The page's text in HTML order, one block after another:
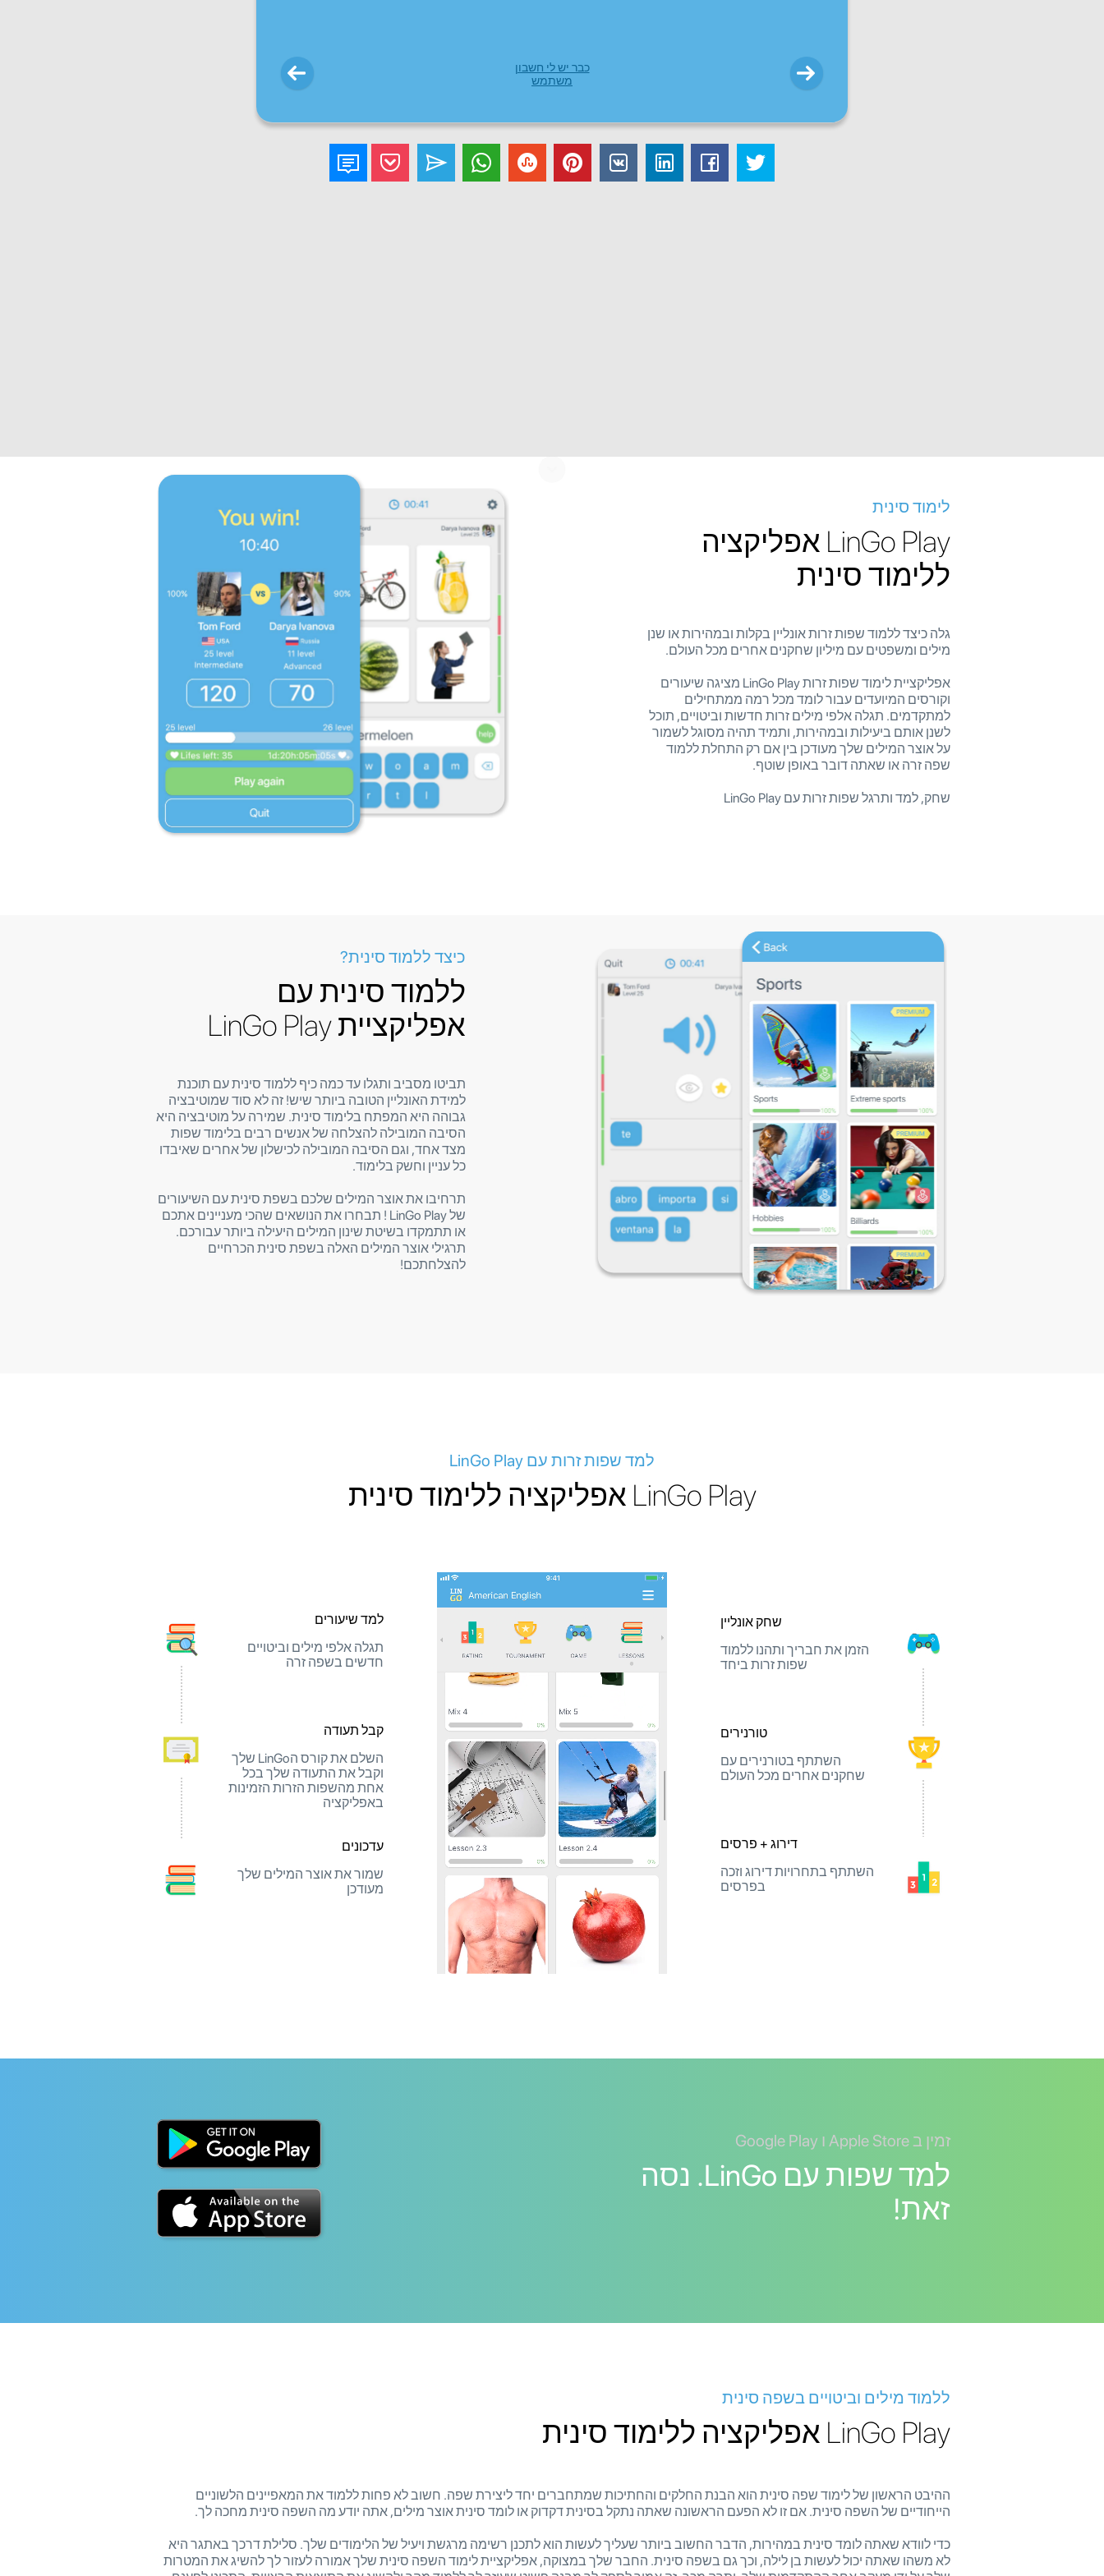
כבר יש לי חשבון
משתמש
לימוד סינית
LinGo Play אפליקציה
ללימוד סינית
גלה כיצד ללמוד שפות זרות אונליין בקלות ובמהירות או שנן
מילים ומשפטים עם מיליון שחקנים אחרים מכל העולם.
אפליקציית לימוד שפות זרות LinGo Play מציגה שיעורים
וקורסים המיועדים עבור לומד מכל רמה ממתחילים
למתקדמים. תגלה אלפי מילים זרות חדשות וביטויים, תוכל
לשנן אותם ביעילות ובמהירות, ותמיד תהיה מסוגל לשמור
על אוצר המילים שלך מעודכן בין אם רק התחלת ללמוד
שפה זרה או שאתה דובר באופן שוטף.
שחק, למד ותרגל שפות זרות עם LinGo Play
כיצד ללמוד סינית?
ללמוד סינית עם
אפליקציית LinGo Play
תביטו מסביב ותגלו עד כמה כיף ללמוד סינית עם תוכנת
למידת האונליין הטובה ביותר שיש! זה לא סוד שמוטיבציה
גבוהה היא המפתח בלימוד סינית. שמירה על מוטיבציה היא
הסיבה המובילה להצלחה של אנשים רבים בלימוד שפות
מצד אחד, וגם הסיבה המובילה לכישלון של אחרים שאיבדו
כל עניין וחשק בלימוד.
תרחיבו את אוצר המילים שלכם בשפת סינית עם השיעורים
של LinGo Play ! תבחרו את הנושאים שהכי מעניינים אתכם
או תתמקדו בשיטת שינון המילים היעילה ביותר עבורכם.
תרגילי אוצר המילים האלה בשפת סינית הכרחיים
להצלחתכם!
למד שפות זרות עם LinGo Play
LinGo Play אפליקציה ללימוד סינית
שחק אונליין
הזמן את חבריך ותהנו ללמוד
שפות זרות ביחד
טורנירים
השתתף בטורנירים עם
שחקנים אחרים מכל העולם
דירוג + פרסים
השתתף בתחרויות דירוג וזכה
בפרסים
למד שיעורים
תגלה אלפי מילים וביטויים
חדשים בשפה זרה
קבל תעודה
השלם את קורס הLinGo שלך
וקבל את התעודה שלך בכל
אחת מהשפות הזרות הזמינות
באפליקציה
עדכונים
שמור את אוצר המילים שלך
מעודכן
זמין ב Apple Store ו Google Play
למד שפות עם LinGo. נסה
זאת!
ללמוד מילים וביטויים בשפה סינית
LinGo Play אפליקציה ללימוד סינית
ההיבט הראשון של לימוד שפה סינית הוא הבנת החלקים והחתיכות שמתחברים יחד ליצירת שפה. חשוב לא פחות ללמוד את המאפיינים הלשוניים
הייחודיים של השפה סינית. אם זו לא הפעם הראשונה שאתה נתקל בסינית דקדוק או לומד סינית אוצר מילים, אתה יודע מה השפה סינית מחכה לך.
כדי לוודא שאתה לומד סינית במהירות, הדבר החשוב ביותר שעליך לעשות הוא לתכנן רשימה מרגשת ויעיל של הלימודים שלך. סלילת דרכך באתגר היא
לא משהו שאתה יכול לעשות בן לילה, וכך גם בשפה סינית. החבר שלך במצוקה, אפליקציית לימוד השפה סינית שלך אמורה לעזור לך להשיג את המטרות